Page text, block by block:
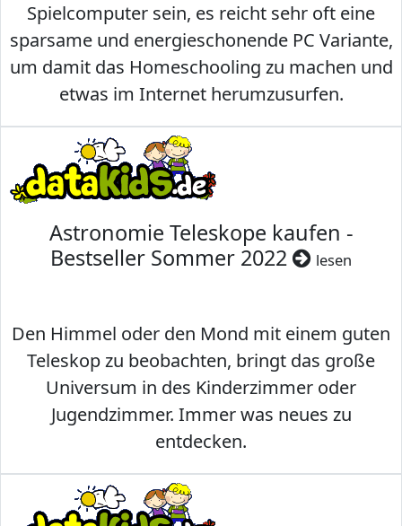
Spielcomputer sein, es reicht sehr oft eine
sparsame und energieschonende PC Variante,
um damit das Homeschooling zu machen und
etwas im Internet herumzusurfen.
Astronomie Teleskope kaufen -
Bestseller Sommer 2022
lesen
Den Himmel oder den Mond mit einem guten
Teleskop zu beobachten, bringt das große
Universum in des Kinderzimmer oder
Jugendzimmer. Immer was neues zu
entdecken.